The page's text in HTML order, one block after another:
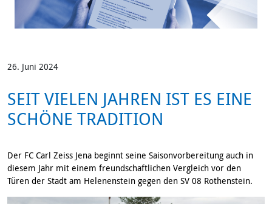
26. Juni 2024
SEIT VIELEN JAHREN IST ES EINE
SCHÖNE TRADITION
Der FC Carl Zeiss Jena beginnt seine Saisonvorbereitung auch in
diesem Jahr mit einem freundschaftlichen Vergleich vor den
Türen der Stadt am Helenenstein gegen den SV 08 Rothenstein.